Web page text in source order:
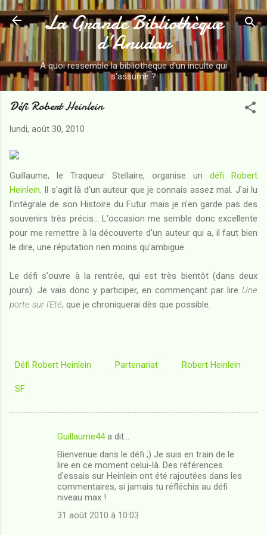
Accéder au contenu principal
La Grande Bibliothèque
d’Anudar
A quoi ressemble la bibliothèque d'un inculte qui
s'assume ?
Défi Robert Heinlein
lundi, août 30, 2010
Guillaume, le Traqueur Stellaire, organise un défi Robert
Heinlein . Il s'agit là d'un auteur que je connais assez mal. J'ai lu
l'intégrale de son Histoire du Futur mais je n'en garde pas des
souvenirs très précis... L'occasion me semble donc excellente
pour me remettre à la découverte d'un auteur qui a, il faut bien
le dire, une réputation rien moins qu'ambiguë.
Le défi s'ouvre à la rentrée, qui est très bientôt (dans deux
jours). Je vais donc y participer, en commençant par lire Une
porte sur l'Eté, que je chroniquerai dès que possible.
Défi Robert Heinlein Partenariat Robert Heinlein
SF
Guillaume44a dit…
Bienvenue dans le défi ;) Je suis en train de le
lire en ce moment celui-là. Des références
d'essais sur Heinlein ont été rajoutées dans les
commentaires, si jamais tu réfléchis au défi
niveau max !
31 août 2010 à 10:03